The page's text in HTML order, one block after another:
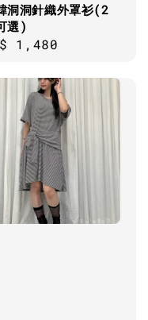
洞洞針織外罩衫(2
選)
1,480